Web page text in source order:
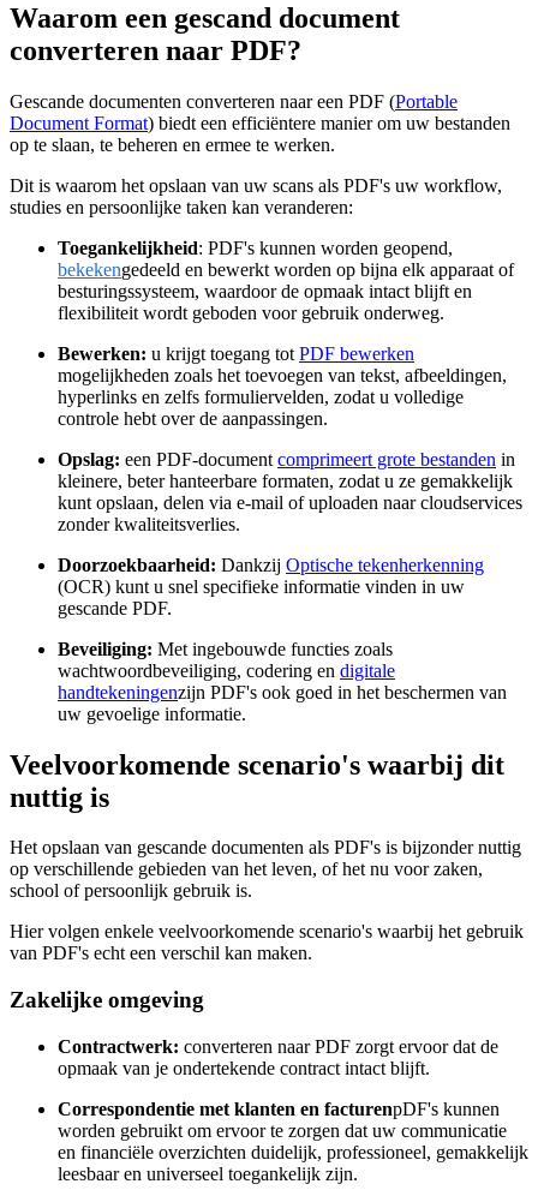
Waarom een gescand document
converteren naar PDF?
Gescande documenten converteren naar een PDF (Portable
Document Format) biedt een efficiëntere manier om uw bestanden
op te slaan, te beheren en ermee te werken.
Dit is waarom het opslaan van uw scans als PDF's uw workflow,
studies en persoonlijke taken kan veranderen:
Toegankelijkheid: PDF's kunnen worden geopend,
bekekengedeeld en bewerkt worden op bijna elk apparaat of
besturingssysteem, waardoor de opmaak intact blijft en
flexibiliteit wordt geboden voor gebruik onderweg.
Bewerken: u krijgt toegang tot PDF bewerken
mogelijkheden zoals het toevoegen van tekst, afbeeldingen,
hyperlinks en zelfs formuliervelden, zodat u volledige
controle hebt over de aanpassingen.
Opslag: een PDF-document comprimeert grote bestanden in
kleinere, beter hanteerbare formaten, zodat u ze gemakkelijk
kunt opslaan, delen via e-mail of uploaden naar cloudservices
zonder kwaliteitsverlies.
Doorzoekbaarheid: Dankzij Optische tekenherkenning
(OCR) kunt u snel specifieke informatie vinden in uw
gescande PDF.
Beveiliging: Met ingebouwde functies zoals
wachtwoordbeveiliging, codering en digitale
handtekeningenzijn PDF's ook goed in het beschermen van
uw gevoelige informatie.
Veelvoorkomende scenario's waarbij dit
nuttig is
Het opslaan van gescande documenten als PDF's is bijzonder nuttig
op verschillende gebieden van het leven, of het nu voor zaken,
school of persoonlijk gebruik is.
Hier volgen enkele veelvoorkomende scenario's waarbij het gebruik
van PDF's echt een verschil kan maken.
Zakelijke omgeving
Contractwerk: converteren naar PDF zorgt ervoor dat de
opmaak van je ondertekende contract intact blijft.
Correspondentie met klanten en facturenpDF's kunnen
worden gebruikt om ervoor te zorgen dat uw communicatie
en financiële overzichten duidelijk, professioneel, gemakkelijk
leesbaar en universeel toegankelijk zijn.